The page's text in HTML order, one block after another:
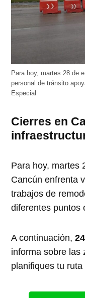
Para hoy, martes 28 de
personal de tránsito
Especial
Cierres en
Para hoy, martes
Cancún enfrenta
trabajos de
diferentes puntos
A continuación,
informa sobre las
planifiques tu